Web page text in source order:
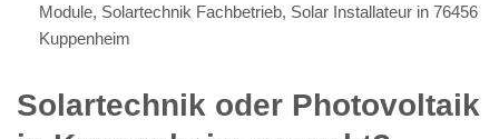
Module, Solartechnik Fachbetrieb, Solar Installateur in 76456
Kuppenheim
Solartechnik oder Photovoltaik